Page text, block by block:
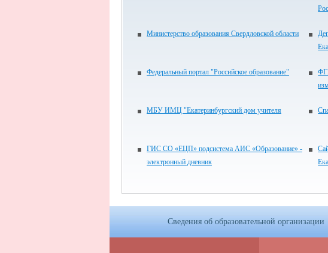
Министерство образования Свердловской области
Федеральный портал "Российское образование"
МБУ ИМЦ "Екатеринбургский дом учителя
ГИС СО «ЕЦП» подсистема АИС «Образование» -
электронный дневник
Сведения об образовательной организации